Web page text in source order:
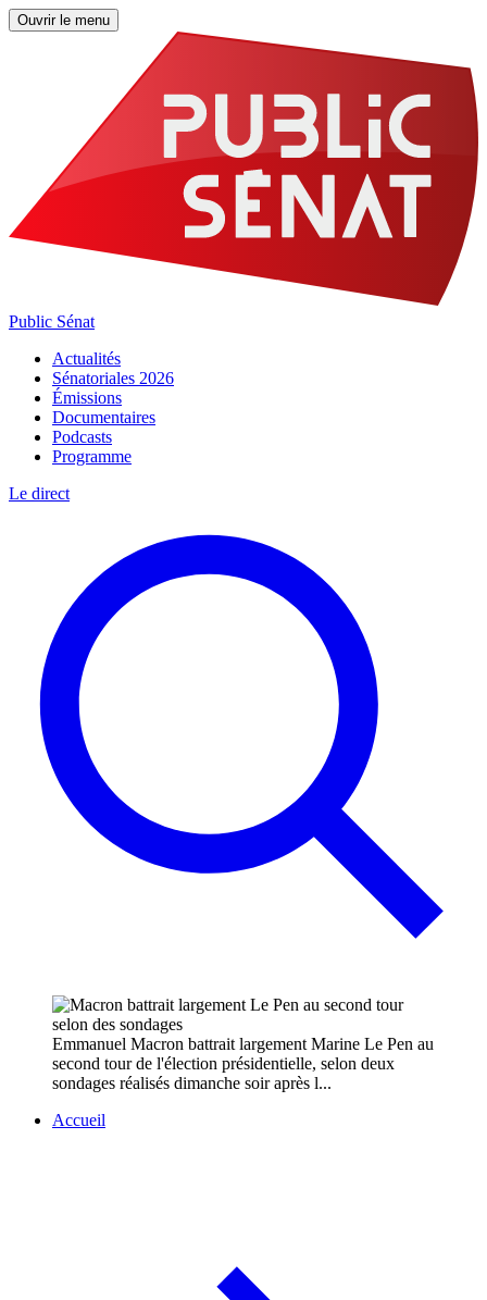
Ouvrir le menu
Public Sénat
Actualités
Sénatoriales 2026
Émissions
Documentaires
Podcasts
Programme
Le direct
Emmanuel Macron battrait largement Marine Le Pen au
second tour de l'élection présidentielle, selon deux
sondages réalisés dimanche soir après l...
Accueil